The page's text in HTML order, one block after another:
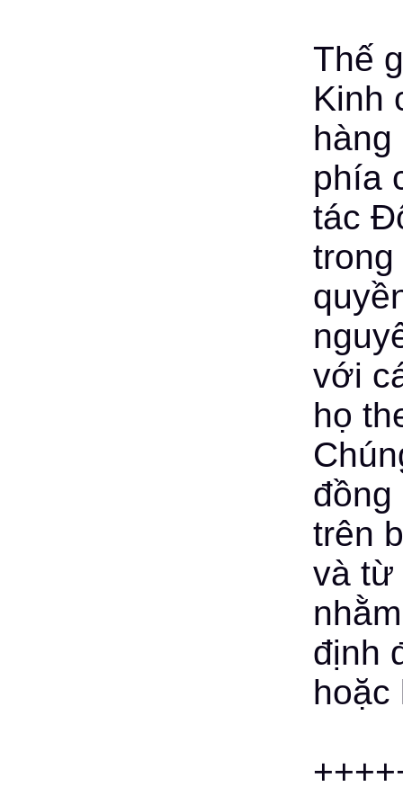
Thế
Kinh
phía
tác
với
họ
đồng
trên
và từ
định
hoặc